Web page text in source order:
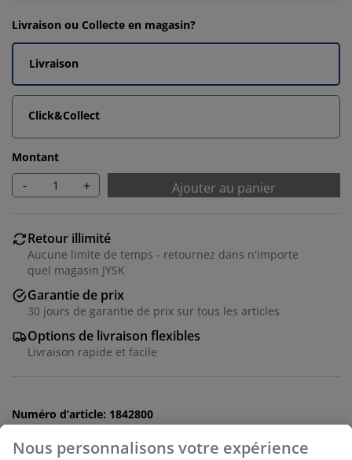
Livraison ou Collecte en magasin?
Livraison
Click&Collect
Montant
- + Ajouter au panier
Retour illimité
Aucune limite de temps - retournez dans n'importe
quel magasin JYSK
Garantie de prix
30 jours de garantie de prix sur tous les articles
Options de livraison flexibles
Livraison rapide et facile
Numéro d’article: 1842800
Nous personnalisons votre expérience